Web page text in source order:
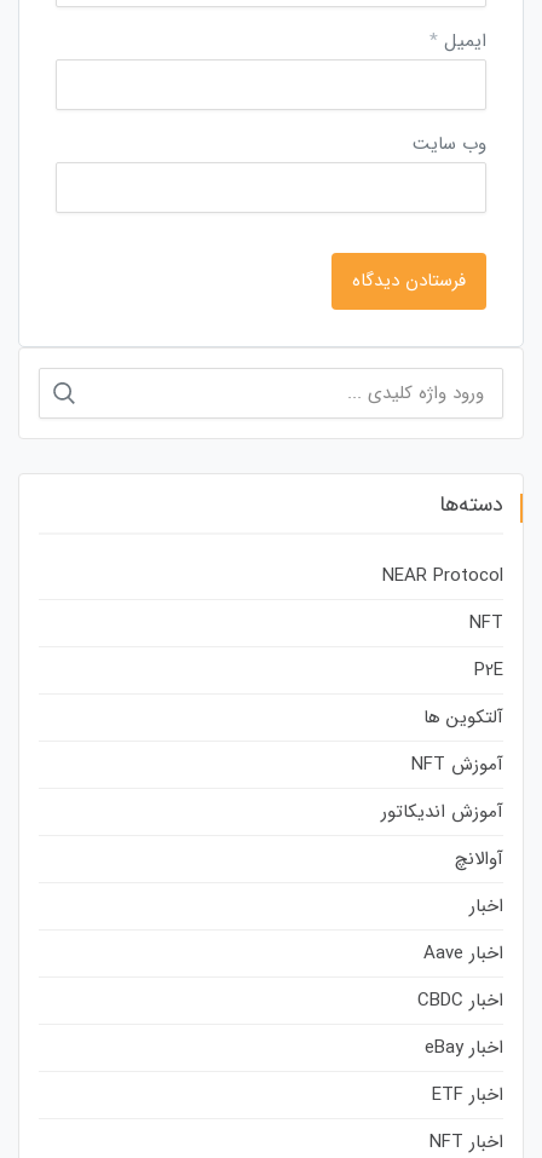
ایمیل *
وب‌ سایت
برای:
دسته‌ها
NEAR Protocol
NFT
P2E
آلتکوین ها
آموزش NFT
آموزش اندیکاتور
آوالانچ
اخبار
اخبار Aave
اخبار CBDC
اخبار eBay
اخبار ETF
اخبار NFT